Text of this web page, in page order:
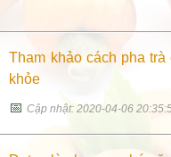
Tham khảo cách pha
khỏe
📅Cập nhật: 2020-04-06